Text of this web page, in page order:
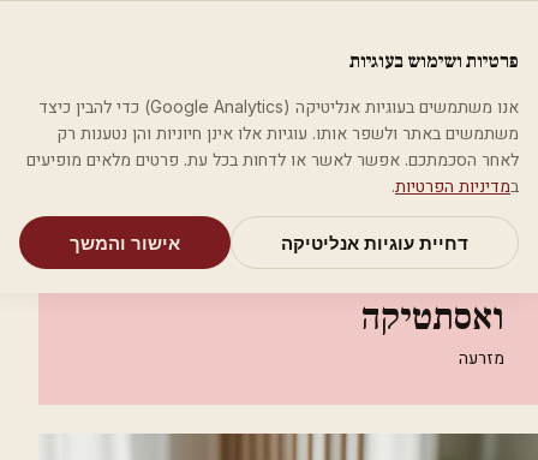
מאמריםקטגוריותחיפושאודות
בית קטגוריות
אסתטיקה רפואית
hijazy yasin רפואת שיניים ואסתטיקה
hijazy yasin רפואת שיניים
ואסתטיקה
מזרעה
פרטיות ושימוש בעוגיות
אנו משתמשים בעוגיות אנליטיקה (Google Analytics) כדי להבין כיצד
משתמשים באתר ולשפר אותו. עוגיות אלו אינן חיוניות והן נטענות רק
לאחר הסכמתכם. אפשר לאשר או לדחות בכל עת. פרטים מלאים מופיעים
במדיניות הפרטיות.
דחיית עוגיות אנליטיקה אישור והמשך